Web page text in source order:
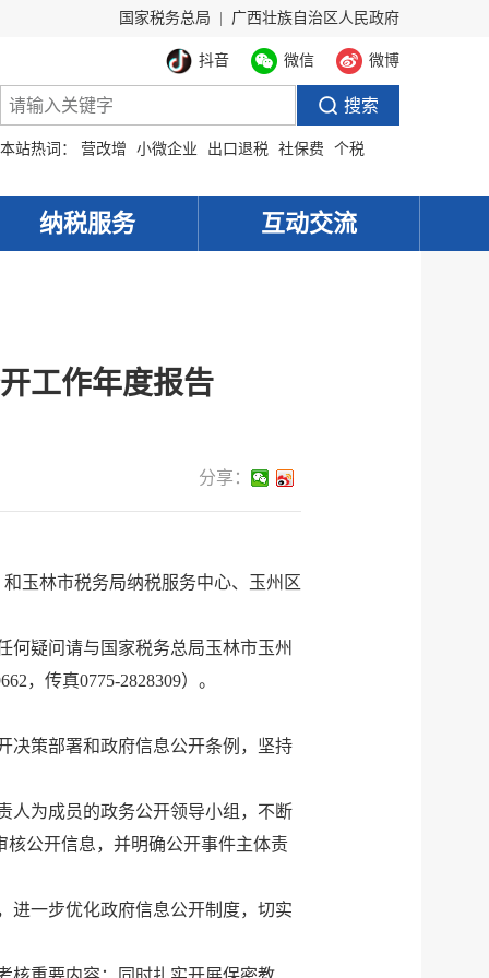
国家税务总局 广西壮族自治区人民政府
抖音 微信 微博
本站热词： 营改增 小微企业 出口退税 社保费 个税
纳税服务 互动交流
工作年度报告
分享：
玉林市税务局纳税服务中心、玉州区
何疑问请与国家税务总局玉林市玉州
，传真0775-2828309）。
决策部署和政府信息公开条例，坚持
人为成员的政务公开领导小组，不断
核公开信息，并明确公开事件主体责
进一步优化政府信息公开制度，切实